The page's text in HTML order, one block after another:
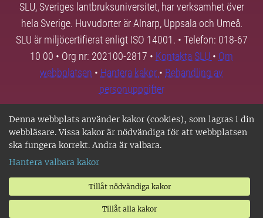
Denna webbplats använder kakor (cookies), som lagras i din
webbläsare. Vissa kakor är nödvändiga för att webbplatsen
ska fungera korrekt. Andra är valbara.
Hantera valbara kakor
Tillåt nödvändiga kakor
Tillåt alla kakor
SLU, Sveriges lantbruksuniversitet, har verksamhet över
hela Sverige. Huvudorter är Alnarp, Uppsala och Umeå.
SLU är miljöcertifierat enligt ISO 14001. • Telefon: 018-67
10 00 • Org nr: 202100-2817 • Kontakta SLU • Om
webbplatsen • Hantera kakor • Behandling av
personuppgifter